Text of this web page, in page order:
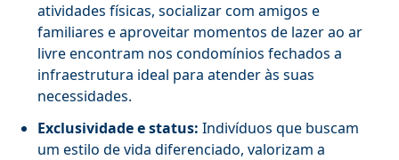
atividades físicas, socializar com amigos e
familiares e aproveitar momentos de lazer ao ar
livre encontram nos condomínios fechados a
infraestrutura ideal para atender às suas
necessidades.
Exclusividade e status: Indivíduos que buscam
um estilo de vida diferenciado, valorizam a